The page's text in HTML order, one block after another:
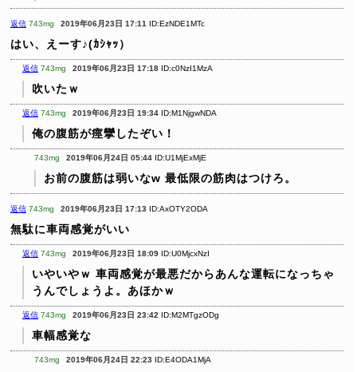
返信 743mg 2019年06月23日 17:11 ID:EzNDE1MTc
はい、えーす♪(ｶｼｬｯ）
返信 743mg 2019年06月23日 17:18 ID:c0NzI1MzA
吹いたｗ
返信 743mg 2019年06月23日 19:34 ID:M1NjgwNDA
俺の腹筋が痙攣したぞい！
743mg 2019年06月24日 05:44 ID:U1MjExMjE
お前の腹筋は弱いなw 最低限の筋肉はつけろ。
返信 743mg 2019年06月23日 17:13 ID:AxOTY2ODA
無駄に車両感覚がいい
返信 743mg 2019年06月23日 18:09 ID:U0MjcxNzI
いやいやｗ 車両感覚が最悪だからあんな運転になっちゃ
うんでしょうよ。あほかｗ
返信 743mg 2019年06月23日 23:42 ID:M2MTgzODg
車幅感覚な
743mg 2019年06月24日 22:23 ID:E4ODA1MjA